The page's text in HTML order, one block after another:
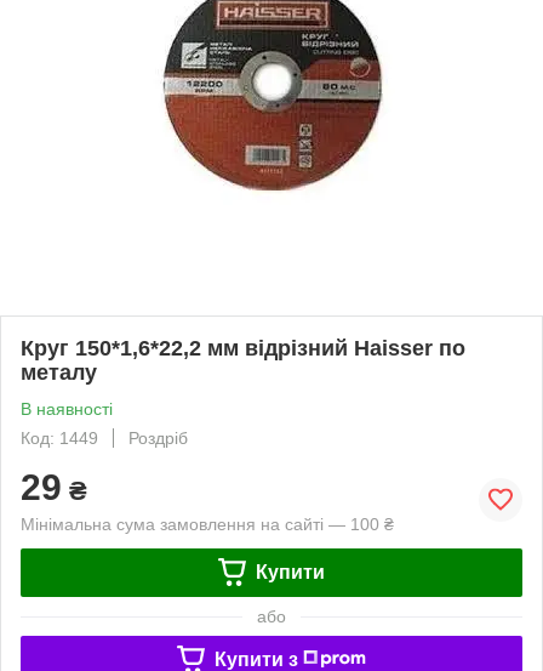
Круг 150*1,6*22,2 мм відрізний Haisser по
металу
В наявності
Код: 1449
Роздріб
29 ₴
Мінімальна сума замовлення на сайті — 100 ₴
Купити
або
Купити з